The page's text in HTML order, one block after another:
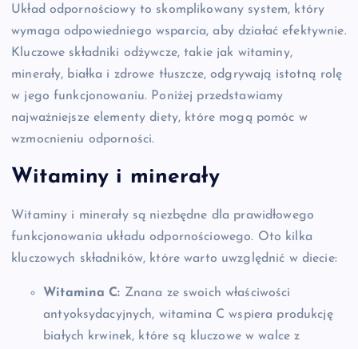
Układ odpornościowy to skomplikowany system, który
wymaga odpowiedniego wsparcia, aby działać efektywnie.
Kluczowe składniki odżywcze, takie jak witaminy,
minerały, białka i zdrowe tłuszcze, odgrywają istotną rolę
w jego funkcjonowaniu. Poniżej przedstawiamy
najważniejsze elementy diety, które mogą pomóc w
wzmocnieniu odporności.
Witaminy i minerały
Witaminy i minerały są niezbędne dla prawidłowego
funkcjonowania układu odpornościowego. Oto kilka
kluczowych składników, które warto uwzględnić w diecie:
Witamina C: Znana ze swoich właściwości
antyoksydacyjnych, witamina C wspiera produkcję
białych krwinek, które są kluczowe w walce z